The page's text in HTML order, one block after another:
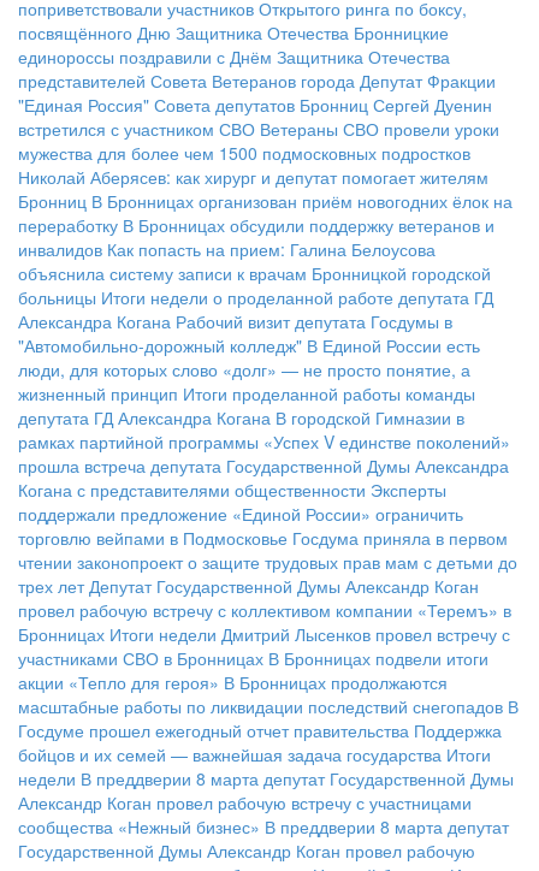
поприветствовали участников Открытого ринга по боксу,
посвящённого Дню Защитника Отечества Бронницкие
единороссы поздравили с Днём Защитника Отечества
представителей Совета Ветеранов города Депутат Фракции
"Единая Россия" Совета депутатов Бронниц Сергей Дуенин
встретился с участником СВО Ветераны СВО провели уроки
мужества для более чем 1500 подмосковных подростков
Николай Аберясев: как хирург и депутат помогает жителям
Бронниц В Бронницах организован приём новогодних ёлок на
переработку В Бронницах обсудили поддержку ветеранов и
инвалидов Как попасть на прием: Галина Белоусова
объяснила систему записи к врачам Бронницкой городской
больницы Итоги недели о проделанной работе депутата ГД
Александра Когана Рабочий визит депутата Госдумы в
"Автомобильно-дорожный колледж" В Единой России есть
люди, для которых слово «долг» — не просто понятие, а
жизненный принцип Итоги проделанной работы команды
депутата ГД Александра Когана В городской Гимназии в
рамках партийной программы «Успех V единстве поколений»
прошла встреча депутата Государственной Думы Александра
Когана с представителями общественности Эксперты
поддержали предложение «Единой России» ограничить
торговлю вейпами в Подмосковье Госдума приняла в первом
чтении законопроект о защите трудовых прав мам с детьми до
трех лет Депутат Государственной Думы Александр Коган
провел рабочую встречу с коллективом компании «Теремъ» в
Бронницах Итоги недели Дмитрий Лысенков провел встречу с
участниками СВО в Бронницах В Бронницах подвели итоги
акции «Тепло для героя» В Бронницах продолжаются
масштабные работы по ликвидации последствий снегопадов В
Госдуме прошел ежегодный отчет правительства Поддержка
бойцов и их семей — важнейшая задача государства Итоги
недели В преддверии 8 марта депутат Государственной Думы
Александр Коган провел рабочую встречу с участницами
сообщества «Нежный бизнес» В преддверии 8 марта депутат
Государственной Думы Александр Коган провел рабочую